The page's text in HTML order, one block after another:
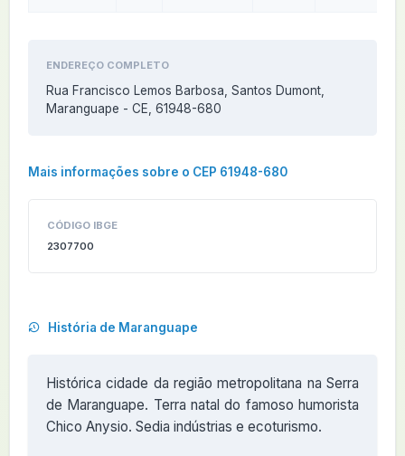
ENDEREÇO COMPLETO
Rua Francisco Lemos Barbosa, Santos Dumont,
Maranguape - CE, 61948-680
Mais informações sobre o CEP 61948-680
CÓDIGO IBGE
2307700
História de Maranguape
Histórica cidade da região metropolitana na Serra
de Maranguape. Terra natal do famoso humorista
Chico Anysio. Sedia indústrias e ecoturismo.